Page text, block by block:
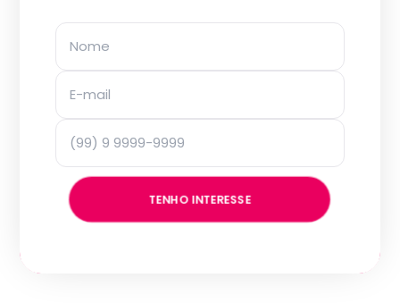
TENHO INTERESSE